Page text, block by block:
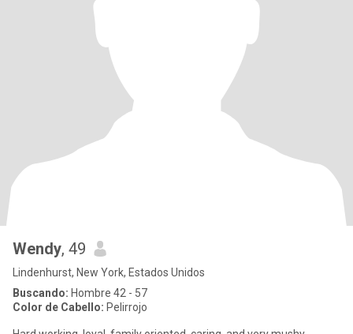
Wendy, 49
Lindenhurst, New York, Estados Unidos
Buscando: Hombre 42 - 57
Color de Cabello: Pelirrojo